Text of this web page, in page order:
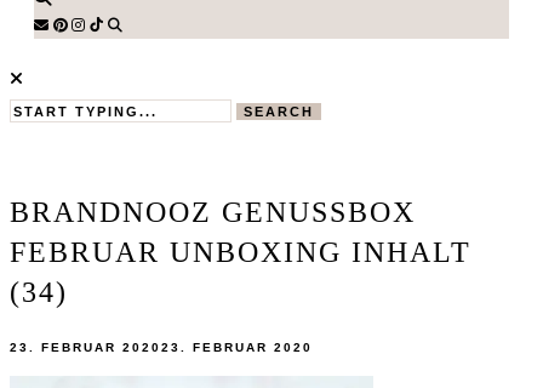
SEARCH
BRANDNOOZ GENUSSBOX
FEBRUAR UNBOXING INHALT
(34)
23. FEBRUAR 202023. FEBRUAR 2020